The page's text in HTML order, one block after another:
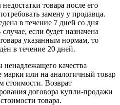
товара после его
замену у продавца.
в течение 7 дней со дня
если будет назначена
указанным нормам, то
в течение 20 дней.
качества
марки или на аналогичный товар
стоимости. Возврат
договора купли-продажи
товара.